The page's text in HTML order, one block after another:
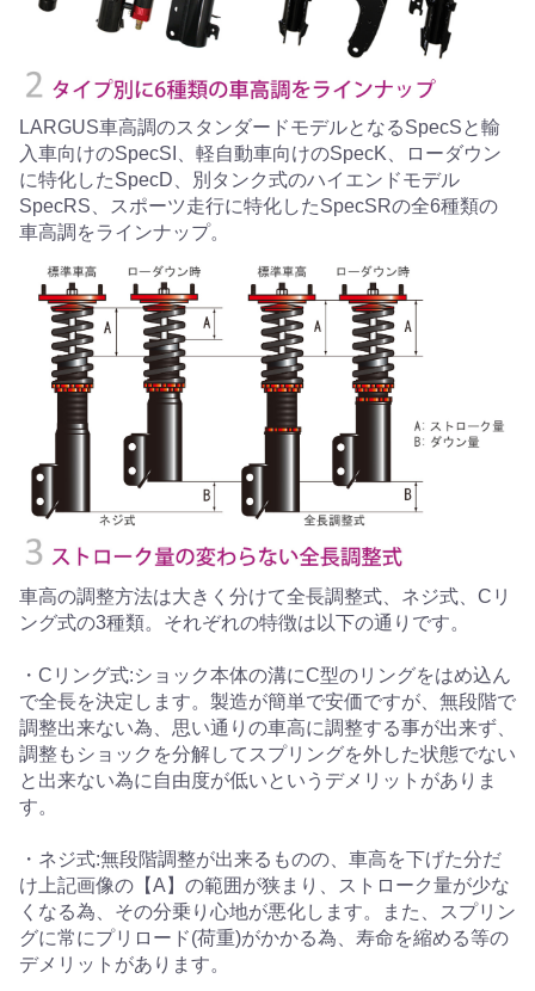
LARGUS車高調のスタンダードモデルとなるSpecSと輸
入車向けのSpecSI、軽自動車向けのSpecK、ローダウン
に特化したSpecD、別タンク式のハイエンドモデル
SpecRS、スポーツ走行に特化したSpecSRの全6種類の
車高調をラインナップ。
車高の調整方法は大きく分けて全長調整式、ネジ式、Cリ
ング式の3種類。それぞれの特徴は以下の通りです。
・Cリング式:ショック本体の溝にC型のリングをはめ込ん
で全長を決定します。製造が簡単で安価ですが、無段階で
調整出来ない為、思い通りの車高に調整する事が出来ず、
調整もショックを分解してスプリングを外した状態でない
と出来ない為に自由度が低いというデメリットがありま
す。
・ネジ式:無段階調整が出来るものの、車高を下げた分だ
け上記画像の【A】の範囲が狭まり、ストローク量が少な
くなる為、その分乗り心地が悪化します。また、スプリン
グに常にプリロード(荷重)がかかる為、寿命を縮める等の
デメリットがあります。